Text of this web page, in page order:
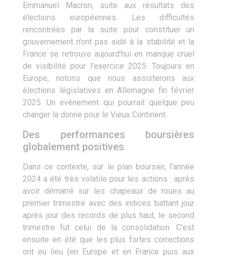
Emmanuel Macron, suite aux résultats des
élections européennes. Les difficultés
rencontrées par la suite pour constituer un
gouvernement n’ont pas aidé à la stabilité et la
France se retrouve aujourd’hui en manque cruel
de visibilité pour l’exercice 2025. Toujours en
Europe, notons que nous assisterons aux
élections législatives en Allemagne fin février
2025. Un évènement qui pourrait quelque peu
changer la donne pour le Vieux Continent.
Des performances boursières
globalement positives
Dans ce contexte, sur le plan boursier, l’année
2024 a été très volatile pour les actions : après
avoir démarré sur les chapeaux de roues au
premier trimestre avec des indices battant jour
après jour des records de plus haut, le second
trimestre fut celui de la consolidation. C’est
ensuite en été que les plus fortes corrections
ont eu lieu (en Europe et en France puis aux